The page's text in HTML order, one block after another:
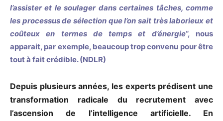
l’assister et le soulager dans certaines tâches, comme
les processus de sélection que l’on sait très laborieux et
coûteux en termes de temps et d’énergie“, nous
apparait, par exemple, beaucoup trop convenu pour être
tout à fait crédible. (NDLR)
Depuis plusieurs années, les experts prédisent une
transformation radicale du recrutement avec
l’ascension de l’intelligence artificielle. En